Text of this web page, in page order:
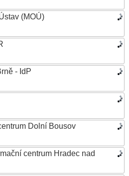
(MOÚ)
- IdP
Dolní Bousov
centrum Hradec nad